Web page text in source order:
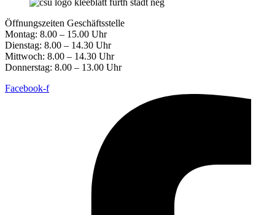
Öffnungszeiten Geschäftsstelle
Montag: 8.00 – 15.00 Uhr
Dienstag: 8.00 – 14.30 Uhr
Mittwoch: 8.00 – 14.30 Uhr
Donnerstag: 8.00 – 13.00 Uhr
Facebook-f